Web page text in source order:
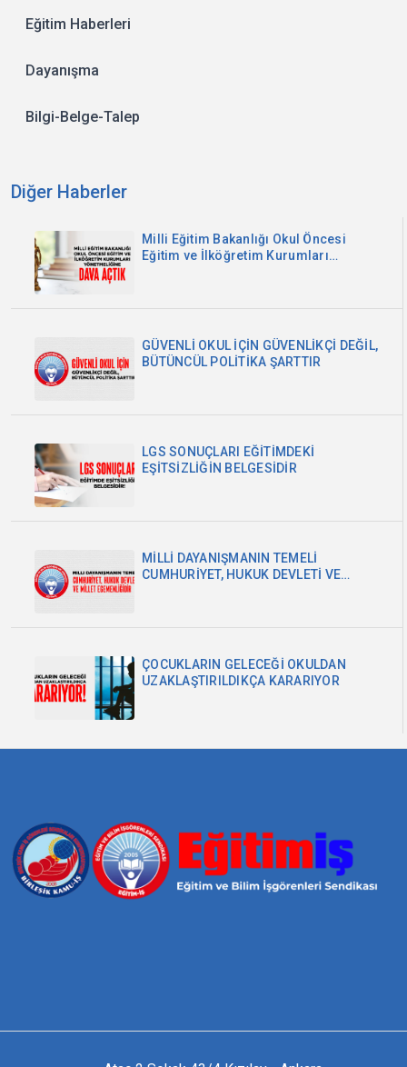
Eğitim Haberleri
Dayanışma
Bilgi-Belge-Talep
Diğer Haberler
Milli Eğitim Bakanlığı Okul Öncesi
Eğitim ve İlköğretim Kurumları
GÜVENLİ OKUL İÇİN GÜVENLİKÇİ DEĞİL,
BÜTÜNCÜL POLİTİKA ŞARTTIR
LGS SONUÇLARI EĞİTİMDEKİ
EŞİTSİZLİĞİN BELGESİDİR
MİLLİ DAYANIŞMANIN TEMELİ
CUMHURİYET, HUKUK DEVLETİ VE
ÇOCUKLARIN GELECEĞİ OKULDAN
UZAKLAŞTIRILDIKÇA KARARIYOR